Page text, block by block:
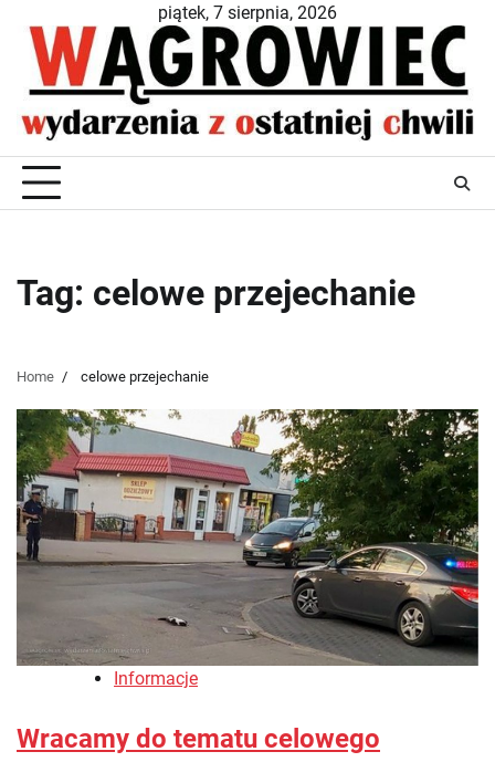
content
piątek, 7 sierpnia, 2026
Tag: celowe przejechanie
Home celowe przejechanie
Informacje
Wracamy do tematu celowego